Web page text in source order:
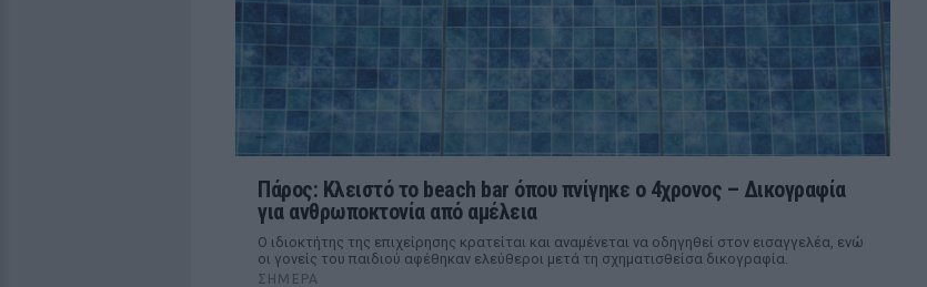
Πάρος: Κλειστό το beach bar όπου πνίγηκε ο 4χρονος – Δικογραφία
για ανθρωποκτονία από αμέλεια
Ο ιδιοκτήτης της επιχείρησης κρατείται και αναμένεται να οδηγηθεί στον εισαγγελέα, ενώ
οι γονείς του παιδιού αφέθηκαν ελεύθεροι μετά τη σχηματισθείσα δικογραφία.
ΣΉΜΕΡΑ